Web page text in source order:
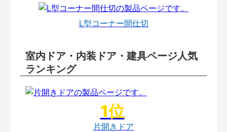
L型コーナー間仕切
室内ドア・内装ドア・建具ページ人気
ランキング
片開きドア